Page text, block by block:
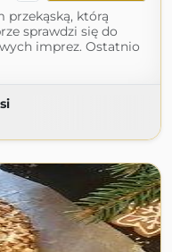
przekąską, którą
sprawdzi się do
imprez. Ostatnio